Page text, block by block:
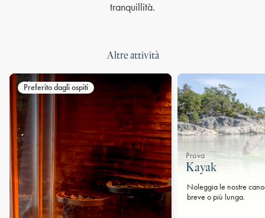
tranquillità.
Altre attività
Preferito dagli ospiti
Prova
Kayak
Noleggia le nostre
breve o più lunga.